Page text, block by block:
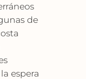
de
espera